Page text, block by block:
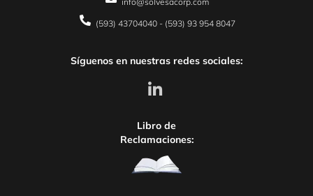
(593) 43704040 - (593) 93 954 8047
Síguenos en nuestras redes sociales:
Libro de
Reclamaciones: